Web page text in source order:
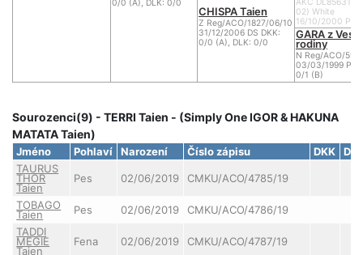
0/0 (A), DLK: 0/0
CHISPA Taien
Z Reg/ACO/1827/06/10
31/12/2006 DS DKK:
0/0 (A), DLK: 0/0
02) White
16/10/2000 PDS
GARA z
rodiny
N Reg/ACO/
03/03/1999
0/1 (B)
Sourozenci(9) - TERRI Taien - (Simply One IGOR & HAKUNA
MATATA Taien)
Jméno Pohlaví Narození Číslo zápisu DKK
TAURUS
THOR
Taien
Pes 02/06/2019 CMKU/ACO/4785/19
TOBAGO
Taien Pes 02/06/2019
CMKU/ACO/4786/19
TADDI
MEGIE
Taien
Fena 02/06/2019 CMKU/ACO/4787/19